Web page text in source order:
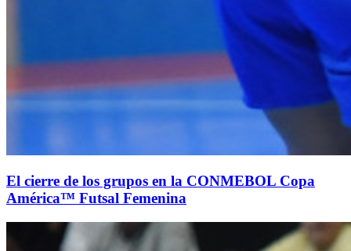
El cierre de los grupos en la CONMEBOL Copa
América™ Futsal Femenina